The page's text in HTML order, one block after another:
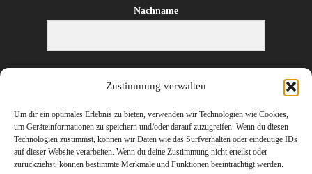
Zustimmung verwalten
Um dir ein optimales Erlebnis zu bieten, verwenden wir Technologien wie Cookies,
um Geräteinformationen zu speichern und/oder darauf zuzugreifen. Wenn du diesen
Technologien zustimmst, können wir Daten wie das Surfverhalten oder eindeutige IDs
auf dieser Website verarbeiten. Wenn du deine Zustimmung nicht erteilst oder
zurückziehst, können bestimmte Merkmale und Funktionen beeinträchtigt werden.
Nachname
E-Mail-Adresse
ANMELDEN